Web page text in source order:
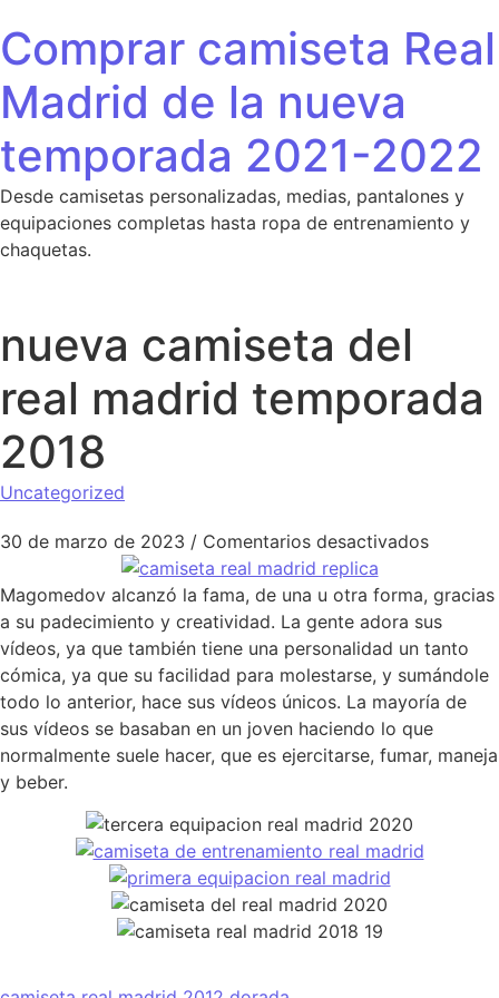
Comprar camiseta Real
Madrid de la nueva
temporada 2021-2022
Desde camisetas personalizadas, medias, pantalones y
equipaciones completas hasta ropa de entrenamiento y
chaquetas.
nueva camiseta del
real madrid temporada
2018
Uncategorized
30 de marzo de 2023 / Comentarios desactivadosen
Magomedov alcanzó la fama, de una u otra forma, gracias
a su padecimiento y creatividad. La gente adora sus
vídeos, ya que también tiene una personalidad un tanto
cómica, ya que su facilidad para molestarse, y sumándole
todo lo anterior, hace sus vídeos únicos. La mayoría de
sus vídeos se basaban en un joven haciendo lo que
normalmente suele hacer, que es ejercitarse, fumar, maneja
y beber.